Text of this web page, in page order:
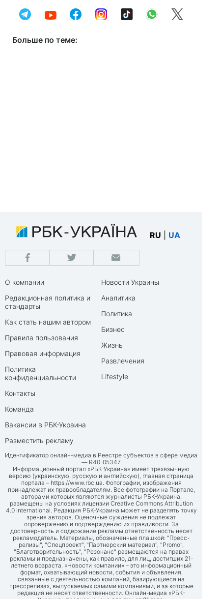
Больше по теме:
RU UA
О компании
Редакционная политика и
стандарты
Как стать нашим автором
Правила пользования
Правовая информация
Политика
конфиденциальности
Контакты
Команда
Вакансии в РБК-Украина
Разместить рекламу
Новости Украины
Аналитика
Политика
Бизнес
Жизнь
Развлечения
Lifestyle
Идентификатор онлайн-медиа в Реестре субъектов в сфере медиа
— R40-05347
Информационный портал «РБК-Украина» имеет трехязычную
версию (украинскую, русскую и английскую), главная страница
портала – https://www.rbc.ua. Фотографии, изображения
принадлежат их правообладателям. Все фотографии на Портале,
авторами которых являются журналисты РБК-Украина,
размещены на условиях лицензии Creative Commons Attribution
4.0 International. Редакция РБК-Украина может не разделять точку
зрения авторов. Оценочные суждения не подлежат
опровержению и подтверждению их правдивости. За
достоверность и содержание рекламы ответственность несет
рекламодатель. Материалы, обозначенные плашкой: "Пресс-
релизы", "Спецпроект", "Партнерский материал", "Promo",
"Благотворительность", "Резонанс" размещаются на правах
рекламы и предназначены, как правило, для лиц, достигших 21-
летнего возраста. «Новости компании» – это информационный
формат, охватывающий новости, события и объявления,
связанные с деятельностью компаний, базирующиеся на
прессрелизах, выпускаемых самими компаниями, и за которые
редакция не несет ответственности. Онлайн-медиа «РБК-